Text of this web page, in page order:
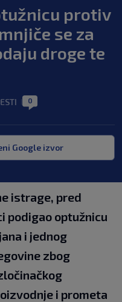
protiv
se za
droge te
0
Google izvor
istrage, pred
podigao optužnicu
i jednog
zbog
i prometa